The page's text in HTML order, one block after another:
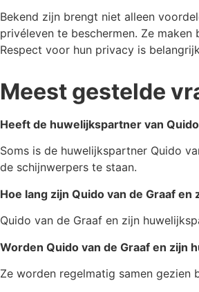
Bekend zijn brengt niet alleen
privéleven te beschermen. Ze
Respect voor hun privacy is
Meest gestelde
Heeft de huwelijkspartner van
Soms is de huwelijkspartner Quido
de schijnwerpers te staan.
Hoe lang zijn Quido van de Graaf
Quido van de Graaf en zijn
Worden Quido van de Graaf en zijn
Ze worden regelmatig samen gezien